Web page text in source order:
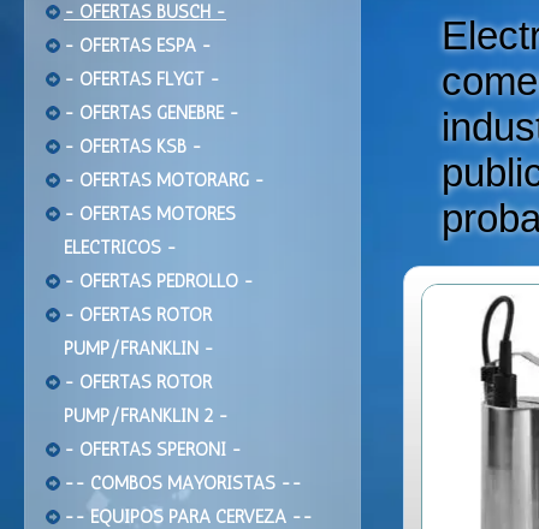
- OFERTAS BUSCH -
- OFERTAS ESPA -
- OFERTAS FLYGT -
- OFERTAS GENEBRE -
- OFERTAS KSB -
- OFERTAS MOTORARG -
- OFERTAS MOTORES
ELECTRICOS -
- OFERTAS PEDROLLO -
- OFERTAS ROTOR
PUMP/FRANKLIN -
- OFERTAS ROTOR
PUMP/FRANKLIN 2 -
- OFERTAS SPERONI -
-- COMBOS MAYORISTAS --
-- EQUIPOS PARA CERVEZA --